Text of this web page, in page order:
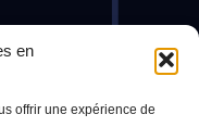
en
offrir une expérience de